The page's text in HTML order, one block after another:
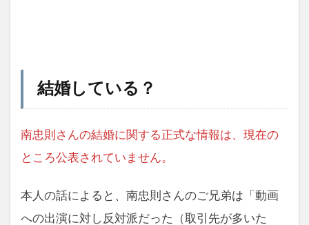
結婚している？
南忠則さんの結婚に関する正式な情報は、現在の
ところ公表されていません。
本人の話によると、南忠則さんのご兄弟は「動画
への出演に対し反対派だった（取引先が多いた